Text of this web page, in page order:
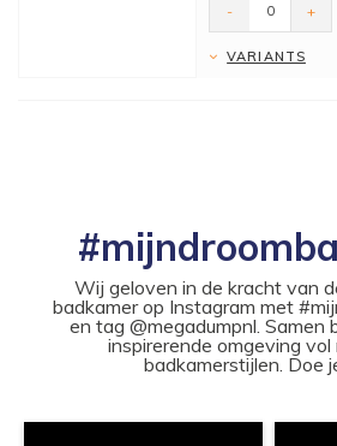
- +
VARIANTS
Wij geloven in de kracht van
badkamer op Instagram met
en tag @megadumpnl. Samen
inspirerende omgeving vol
badkamerstijlen. Doe